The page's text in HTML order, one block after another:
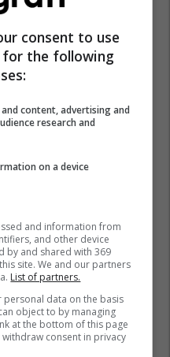
consent to use
the following
content, advertising and
research and
on a device
and information from
and other device
by and shared with 369
site. We and our partners
List of partners.
personal data on the basis
object to by managing
at the bottom of this page
consent in privacy